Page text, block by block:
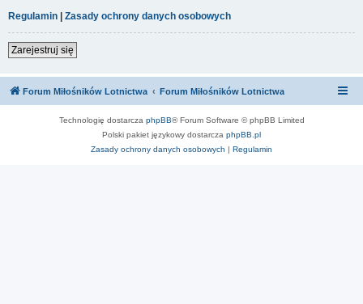
Regulamin | Zasady ochrony danych osobowych
Zarejestruj się
Forum Miłośników Lotnictwa Forum Miłośników Lotnictwa
Technologię dostarcza phpBB® Forum Software © phpBB Limited
Polski pakiet językowy dostarcza phpBB.pl
Zasady ochrony danych osobowych | Regulamin